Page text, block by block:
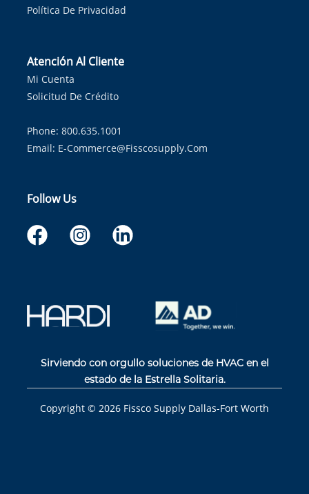
Política De Privacidad
Atención Al Cliente
Mi Cuenta
Solicitud De Crédito
Phone: 800.635.1001
Email: E-Commerce@fisscosupply.com
Follow Us
Sirviendo con orgullo soluciones de HVAC en el
estado de la Estrella Solitaria.
Copyright © 2026 Fissco Supply Dallas-Fort Worth